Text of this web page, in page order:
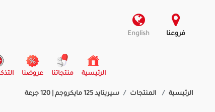
فروعنا English
الرئيسية
(current) منتجاتنا عروضنا
الرئيسية المنتجات سيريتايد 125 مايكروجم | 120 جرعة